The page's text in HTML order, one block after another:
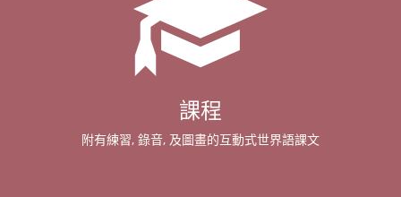
課程
附有練習, 錄音, 及圖畫的互動式世界語課文